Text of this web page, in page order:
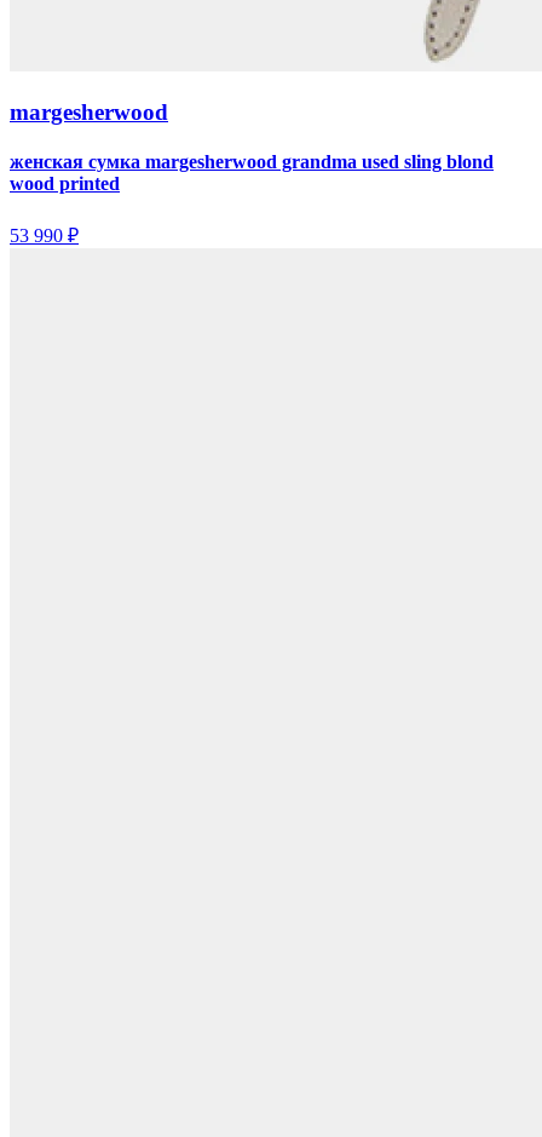
margesherwood
женская сумка margesherwood grandma used sling blond
wood printed
53 990 ₽